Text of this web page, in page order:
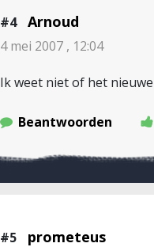
#4 Arnoud
4 mei 2007 , 12:04
Ik weet niet of het
Beantwoorden
#5 prometeus